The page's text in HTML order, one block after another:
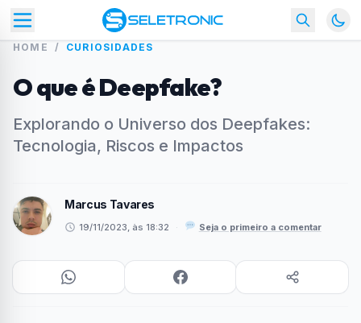
HOME / CURIOSIDADES
O que é Deepfake?
Explorando o Universo dos Deepfakes:
Tecnologia, Riscos e Impactos
Marcus Tavares
19/11/2023, às 18:32 · Seja o primeiro a comentar